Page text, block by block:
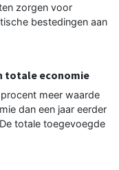
zorgen voor
bestedingen aan
totale economie
meer waarde
dan een jaar eerder
totale toegevoegde